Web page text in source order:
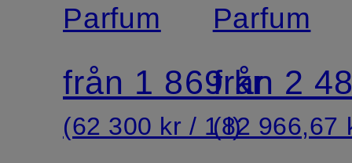
Parfum
från 1 869 kr
(62 300 kr / 1 l)
Parfum
från 2
(82 966,67